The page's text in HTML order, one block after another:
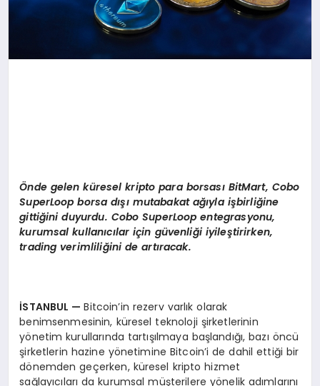
Önde gelen küresel kripto para borsası BitMart, Cobo
SuperLoop borsa dışı mutabakat ağıyla işbirliğine
gittiğini duyurdu. Cobo SuperLoop entegrasyonu,
kurumsal kullanıcılar için güvenliği iyileştirirken,
trading verimliliğini de artıracak.
İSTANBUL —Bitcoin’in rezerv varlık olarak
benimsenmesinin, küresel teknoloji şirketlerinin
yönetim kurullarında tartışılmaya başlandığı, bazı öncü
şirketlerin hazine yönetimine Bitcoin’i de dahil ettiği bir
dönemden geçerken, küresel kripto hizmet
sağlayıcıları da kurumsal müşterilere yönelik adımlarını